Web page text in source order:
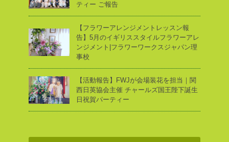
ティー ご報告
【フラワーアレンジメントレッスン報
告】5月のイギリススタイルフラワーアレ
ンジメント|フラワーワークスジャパン理
事校
【活動報告】FWJが会場装花を担当｜関
西日英協会主催 チャールズ国王陛下誕生
日祝賀パーティー